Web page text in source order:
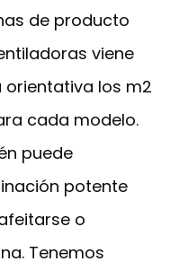
de producto
viene
los m2
cada modelo.
puede
potente
o
Tenemos